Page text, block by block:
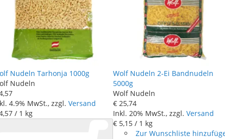
Nudeln Tarhonja 1000g
Nudeln
,57
4.9% MwSt., zzgl. Versand
,57 / 1 kg
Wolf Nudeln 2-Ei Bandnudeln
5000g
Wolf Nudeln
€ 25,74
Inkl. 20% MwSt., zzgl. Versand
€ 5,15 / 1 kg
Zur Wunschliste